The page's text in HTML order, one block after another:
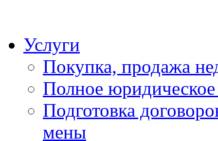
Услуги
Покупка, продажа
Полное
Подготовка
мены